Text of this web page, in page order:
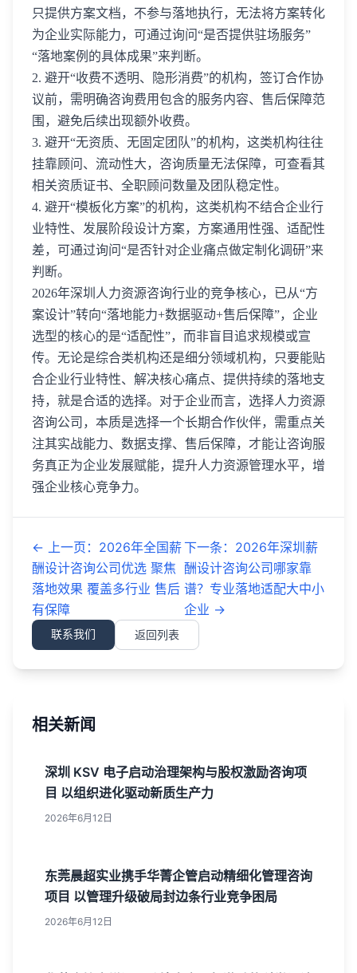
只提供方案文档，不参与落地执行，无法将方案转化
为企业实际能力，可通过询问“是否提供驻场服务”
“落地案例的具体成果”来判断。
2. 避开“收费不透明、隐形消费”的机构，签订合作协
议前，需明确咨询费用包含的服务内容、售后保障范
围，避免后续出现额外收费。
3. 避开“无资质、无固定团队”的机构，这类机构往往
挂靠顾问、流动性大，咨询质量无法保障，可查看其
相关资质证书、全职顾问数量及团队稳定性。
4. 避开“模板化方案”的机构，这类机构不结合企业行
业特性、发展阶段设计方案，方案通用性强、适配性
差，可通过询问“是否针对企业痛点做定制化调研”来
判断。
2026年深圳人力资源咨询行业的竞争核心，已从“方
案设计”转向“落地能力+数据驱动+售后保障”，企业
选型的核心的是“适配性”，而非盲目追求规模或宣
传。无论是综合类机构还是细分领域机构，只要能贴
合企业行业特性、解决核心痛点、提供持续的落地支
持，就是合适的选择。对于企业而言，选择人力资源
咨询公司，本质是选择一个长期合作伙伴，需重点关
注其实战能力、数据支撑、售后保障，才能让咨询服
务真正为企业发展赋能，提升人力资源管理水平，增
强企业核心竞争力。
← 上一页 ： 2026年全国薪
酬设计咨询公司优选 聚焦
落地效果 覆盖多行业 售后
有保障
下一条 ： 2026年深圳薪
酬设计咨询公司哪家靠
谱？专业落地适配大中小
企业 →
联系我们 返回列表
相关新闻
深圳 KSV 电子启动治理架构与股权激励咨询项
目 以组织进化驱动新质生产力
2026年6月12日
东莞晨超实业携手华菁企管启动精细化管理咨询
项目 以管理升级破局封边条行业竞争困局
2026年6月12日